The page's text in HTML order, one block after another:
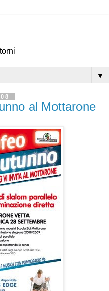
▼
al Mottarone